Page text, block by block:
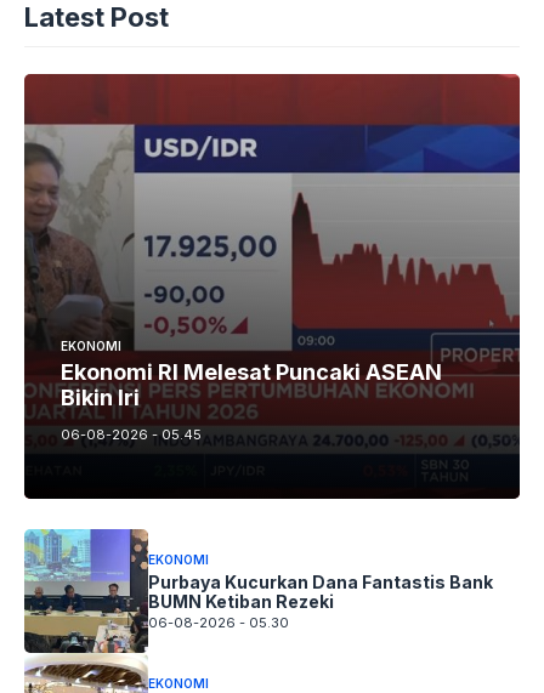
Latest Post
EKONOMI
Ekonomi RI Melesat Puncaki ASEAN
Bikin Iri
06-08-2026 - 05.45
EKONOMI
Purbaya Kucurkan Dana Fantastis Bank
BUMN Ketiban Rezeki
06-08-2026 - 05.30
EKONOMI